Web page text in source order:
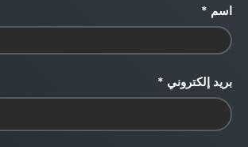
اسم
بريد إلكتروني